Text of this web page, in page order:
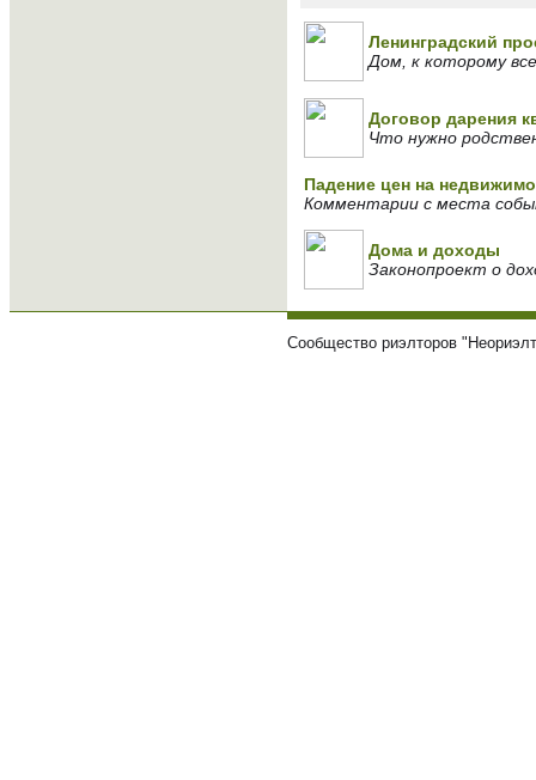
Ленинградский
Дом, к которому
Договор дарения
Что нужно
Падение цен на
Комментарии с места
Дома и доходы
Законопроект о
Сообщество риэлторов